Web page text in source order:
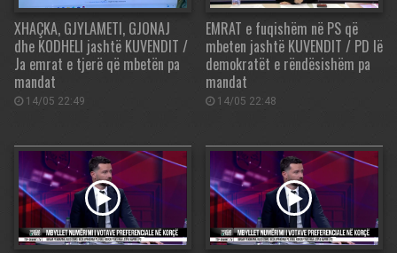
XHAÇKA, GJYLAMETI, GJONAJ
dhe KODHELI jashtë KUVENDIT /
Ja emrat e tjerë që mbetën pa
mandat
14/05 22:49
EMRAT e fuqishëm në PS që
mbeten jashtë KUVENDIT / PD lë
demokratët e rëndësishëm pa
mandat
14/05 22:48